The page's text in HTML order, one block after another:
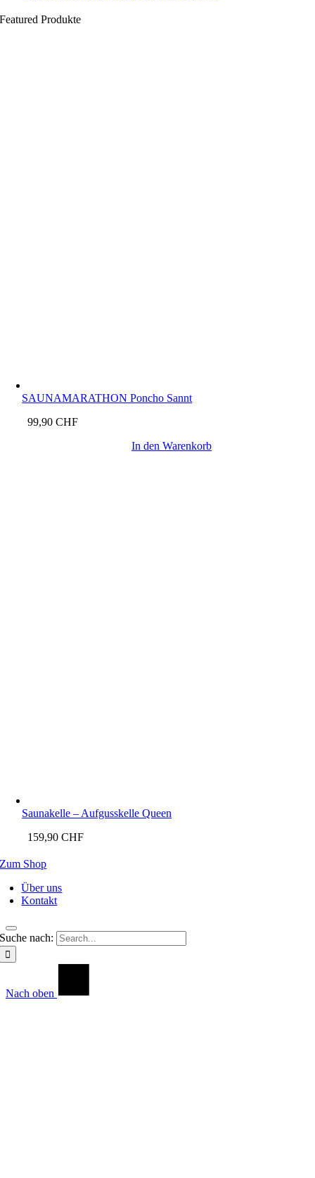
Featured Produkte
SAUNAMARATHON Poncho Sannt
99,90CHF
In den Warenkorb
Saunakelle – Aufgusskelle Queen
159,90CHF
Zum Shop
Über uns
Kontakt
Suche nach:
Nach oben